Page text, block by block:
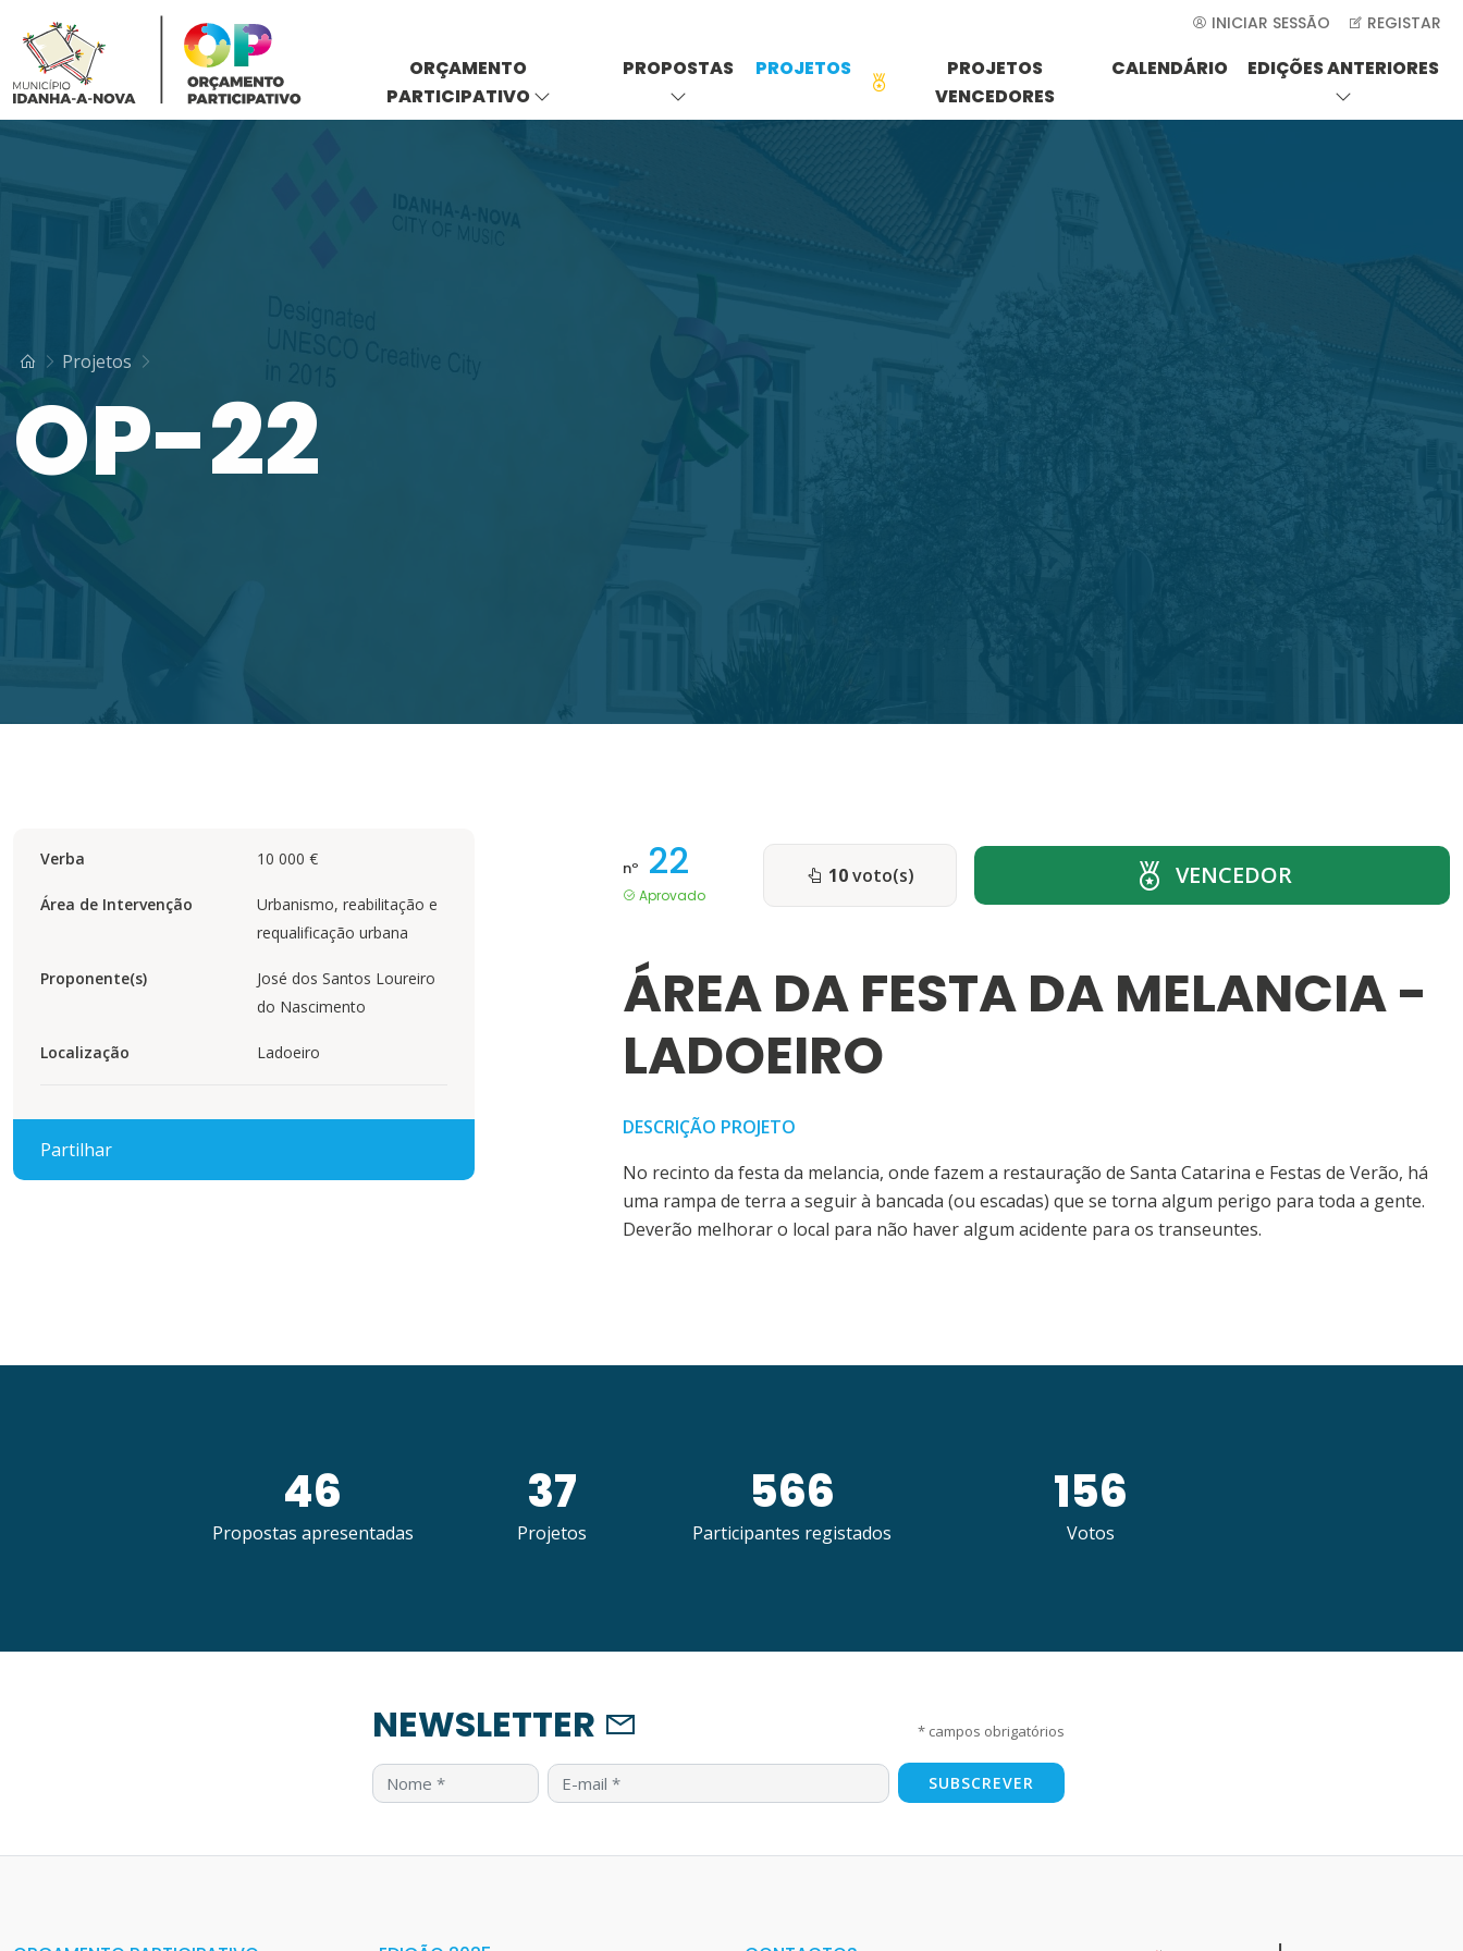
INICIAR SESSÃO REGISTAR
ORÇAMENTO
PARTICIPATIVO
PROPOSTAS PROJETOS
PROJETOS
VENCEDORES
CALENDÁRIO EDIÇÕES ANTERIORES
Projetos
OP-22
Verba 10 000 €
Área de Intervenção
Urbanismo, reabilitação e
requalificação urbana
Proponente(s)
José dos Santos Loureiro
do Nascimento
Localização Ladoeiro
Partilhar
nº 22
Aprovado
10voto(s) VENCEDOR
ÁREA DA FESTA DA MELANCIA -
LADOEIRO
DESCRIÇÃO PROJETO
No recinto da festa da melancia, onde fazem a restauração de Santa Catarina e Festas de Verão, há
uma rampa de terra a seguir à bancada (ou escadas) que se torna algum perigo para toda a gente.
Deverão melhorar o local para não haver algum acidente para os transeuntes.
46
Propostas apresentadas
37
Projetos
566
Participantes registados
156
Votos
NEWSLETTER * campos obrigatórios